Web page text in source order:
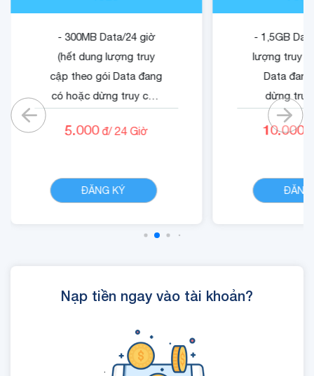
- 300MB Data/24 giờ
(hết dung lượng truy
cập theo gói Data đang
có hoặc dừng truy cập
- Cộng 500 RUBY.
5.000đ/ 24 Giờ
ĐĂNG KÝ
- 1,5GB
lượng truy
Data
dừng truy
không
- Quyền lợi
10.000
ĐĂNG
Nạp tiền ngay vào tài khoản?
.